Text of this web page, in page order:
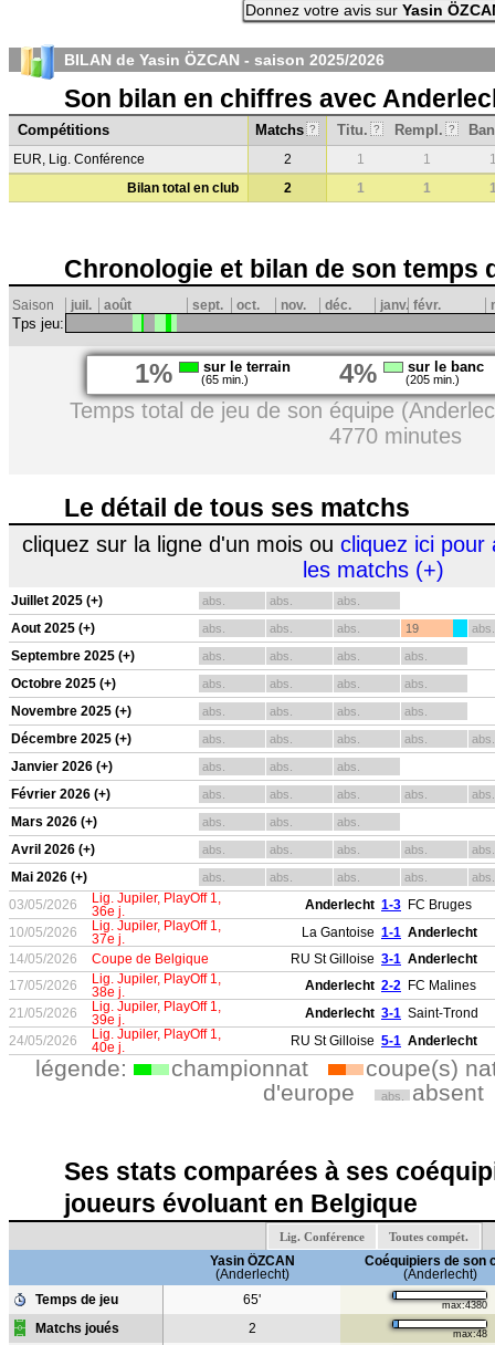
Donnez votre avis sur Yasin
BILAN de Yasin ÖZCAN - saison 2025/2026
Son bilan en chiffres avec
Compétitions Matchs ? Titu. ? Rempl. ?
EUR, Lig. Conférence 2 1 1
Bilan total en club
2 1 1
Chronologie et bilan de son temps
Saison juil. août sept. oct. nov. déc. janv. févr.
Tps jeu:
1% sur le terrain
(65 min.) 4% sur le banc
(205 min.)
Temps total de jeu de son équipe
4770 minutes
Le détail de tous ses matchs
cliquez sur la ligne d'un mois ou cliquez ici pour
les matchs (+)
Juillet 2025 (+) abs. abs. abs.
Aout 2025 (+) abs. abs. abs. 19 abs.
Septembre 2025 (+) abs. abs. abs. abs.
Octobre 2025 (+) abs. abs. abs. abs.
Novembre 2025 (+) abs. abs. abs. abs.
Décembre 2025 (+) abs. abs. abs. abs. abs.
Janvier 2026 (+) abs. abs. abs.
Février 2026 (+) abs. abs. abs. abs. abs.
Mars 2026 (+) abs. abs. abs.
Avril 2026 (+) abs. abs. abs. abs. abs.
Mai 2026 (+) abs. abs. abs. abs. abs.
03/05/2026
Lig. Jupiler, PlayOff 1,
36e j.
Anderlecht 1-3 FC Bruges
10/05/2026
Lig. Jupiler, PlayOff 1,
37e j.
La Gantoise 1-1 Anderlecht
14/05/2026
Coupe de Belgique RU St Gilloise 3-1 Anderlecht
17/05/2026
Lig. Jupiler, PlayOff 1,
38e j.
Anderlecht 2-2 FC Malines
21/05/2026
Lig. Jupiler, PlayOff 1,
39e j.
Anderlecht 3-1 Saint-Trond
24/05/2026
Lig. Jupiler, PlayOff 1,
40e j.
RU St Gilloise 5-1 Anderlecht
légende: championnat
coupe(s)
d'europe
abs. absent
Ses stats comparées à ses
joueurs évoluant en Belgique
Lig. Conférence Toutes compét.
Yasin ÖZCAN
(Anderlecht)
Coéquipiers de son
(Anderlecht)
Temps de jeu
65' max:4380
Matchs joués 2 max:48